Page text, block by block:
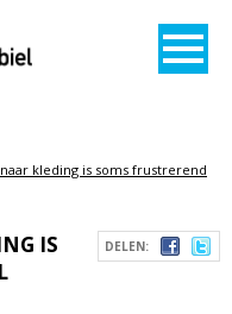
kleding is soms frustrerend
DELEN:
IS